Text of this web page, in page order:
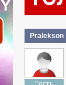
Pralekson